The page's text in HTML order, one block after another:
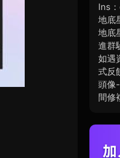
Ins
地底
地底
進群
如遇
式反
頭像
間修